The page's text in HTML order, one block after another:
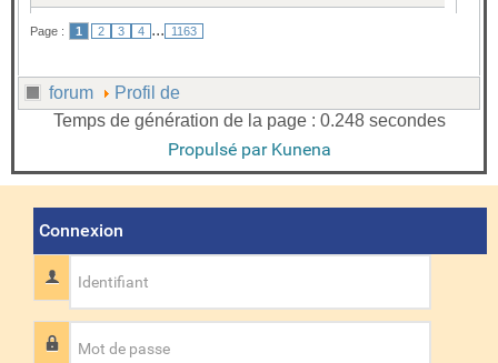
Page : 1 2 3 4 ... 1163
forum
Profil de
Temps de génération de la page : 0.248 secondes
Propulsé par Kunena
Connexion
Identifiant
Mot de passe